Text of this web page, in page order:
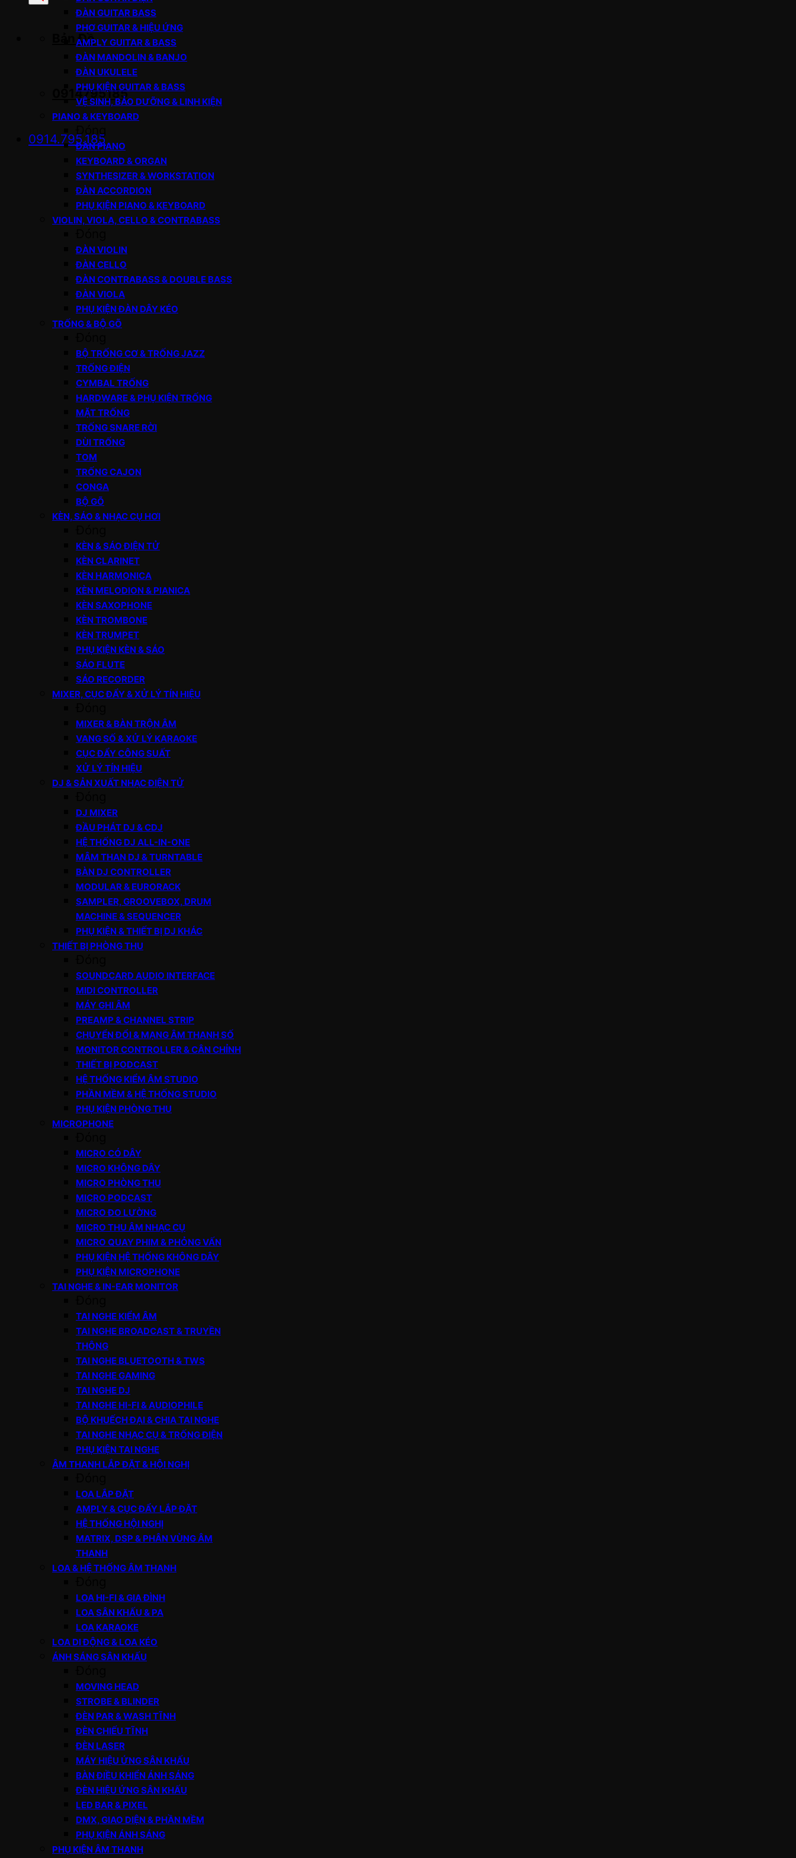
Bản Đồ
0914795185
0914.795.185
ĐÀN GUITAR BASS
PHƠ GUITAR & HIỆU ỨNG
AMPLY GUITAR & BASS
ĐÀN MANDOLIN & BANJO
ĐÀN UKULELE
PHỤ KIỆN GUITAR & BASS
VỆ SINH, BẢO DƯỠNG & LINH KIỆN
PIANO & KEYBOARD
ĐÀN PIANO
KEYBOARD & ORGAN
SYNTHESIZER & WORKSTATION
ĐÀN ACCORDION
PHỤ KIỆN PIANO & KEYBOARD
VIOLIN, VIOLA, CELLO & CONTRABASS
ĐÀN VIOLIN
ĐÀN CELLO
ĐÀN CONTRABASS & DOUBLE BASS
ĐÀN VIOLA
PHỤ KIỆN ĐÀN DÂY KÉO
TRỐNG & BỘ GÕ
BỘ TRỐNG CƠ & TRỐNG JAZZ
TRỐNG ĐIỆN
CYMBAL TRỐNG
HARDWARE & PHỤ KIỆN TRỐNG
MẶT TRỐNG
TRỐNG SNARE RỜI
DÙI TRỐNG
TOM
TRỐNG CAJON
CONGA
BỘ GÕ
KÈN, SÁO & NHẠC CỤ HƠI
KÈN & SÁO ĐIỆN TỬ
KÈN CLARINET
KÈN HARMONICA
KÈN MELODION & PIANICA
KÈN SAXOPHONE
KÈN TROMBONE
KÈN TRUMPET
PHỤ KIỆN KÈN & SÁO
SÁO FLUTE
SÁO RECORDER
MIXER, CỤC ĐẨY & XỬ LÝ TÍN HIỆU
MIXER & BÀN TRỘN ÂM
VANG SỐ & XỬ LÝ KARAOKE
CỤC ĐẨY CÔNG SUẤT
XỬ LÝ TÍN HIỆU
DJ & SẢN XUẤT NHẠC ĐIỆN TỬ
DJ MIXER
ĐẦU PHÁT DJ & CDJ
HỆ THỐNG DJ ALL-IN-ONE
MÂM THAN DJ & TURNTABLE
BÀN DJ CONTROLLER
MODULAR & EURORACK
SAMPLER, GROOVEBOX, DRUM
MACHINE & SEQUENCER
PHỤ KIỆN & THIẾT BỊ DJ KHÁC
THIẾT BỊ PHÒNG THU
SOUNDCARD AUDIO INTERFACE
MIDI CONTROLLER
MÁY GHI ÂM
PREAMP & CHANNEL STRIP
CHUYỂN ĐỔI & MẠNG ÂM THANH SỐ
MONITOR CONTROLLER & CÂN CHỈNH
THIẾT BỊ PODCAST
HỆ THỐNG KIỂM ÂM STUDIO
PHẦN MỀM & HỆ THỐNG STUDIO
PHỤ KIỆN PHÒNG THU
MICROPHONE
MICRO CÓ DÂY
MICRO KHÔNG DÂY
MICRO PHÒNG THU
MICRO PODCAST
MICRO ĐO LƯỜNG
MICRO THU ÂM NHẠC CỤ
MICRO QUAY PHIM & PHỎNG VẤN
PHỤ KIỆN HỆ THỐNG KHÔNG DÂY
PHỤ KIỆN MICROPHONE
TAI NGHE & IN-EAR MONITOR
TAI NGHE KIỂM ÂM
TAI NGHE BROADCAST & TRUYỀN
THÔNG
TAI NGHE BLUETOOTH & TWS
TAI NGHE GAMING
TAI NGHE DJ
TAI NGHE HI-FI & AUDIOPHILE
BỘ KHUẾCH ĐẠI & CHIA TAI NGHE
TAI NGHE NHẠC CỤ & TRỐNG ĐIỆN
PHỤ KIỆN TAI NGHE
ÂM THANH LẮP ĐẶT & HỘI NGHỊ
LOA LẮP ĐẶT
AMPLY & CỤC ĐẨY LẮP ĐẶT
HỆ THỐNG HỘI NGHỊ
MATRIX, DSP & PHÂN VÙNG ÂM
THANH
LOA & HỆ THỐNG ÂM THANH
LOA HI-FI & GIA ĐÌNH
LOA SÂN KHẤU & PA
LOA KARAOKE
LOA DI ĐỘNG & LOA KÉO
ÁNH SÁNG SÂN KHẤU
MOVING HEAD
STROBE & BLINDER
ĐÈN PAR & WASH TĨNH
ĐÈN CHIẾU TĨNH
ĐÈN LASER
MÁY HIỆU ỨNG SÂN KHẤU
BÀN ĐIỀU KHIỂN ÁNH SÁNG
ĐÈN HIỆU ỨNG SÂN KHẤU
LED BAR & PIXEL
DMX, GIAO DIỆN & PHẦN MỀM
PHỤ KIỆN ÁNH SÁNG
PHỤ KIỆN ÂM THANH